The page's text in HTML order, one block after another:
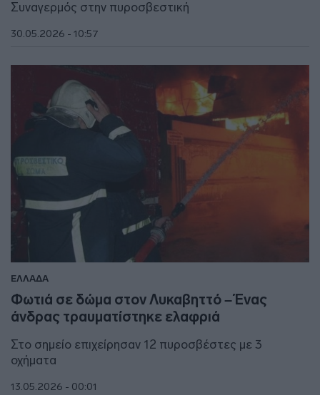
Συναγερμός στην πυροσβεστική
30.05.2026 - 10:57
ΕΛΛΑΔΑ
Φωτιά σε δώμα στον Λυκαβηττό – Ένας
άνδρας τραυματίστηκε ελαφριά
Στο σημείο επιχείρησαν 12 πυροσβέστες με 3
οχήματα
13.05.2026 - 00:01